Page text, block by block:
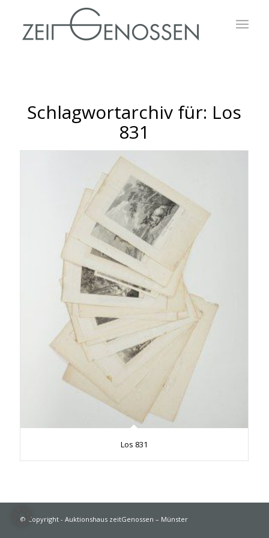
Schlagwortarchiv für: Los
831
Los 831
© Copyright - Auktionshaus zeitGenossen – Münster